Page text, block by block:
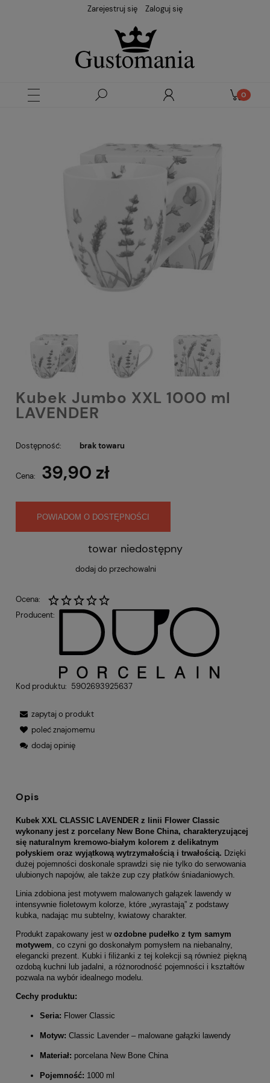
Zarejestruj się Zaloguj się
Kubek Jumbo XXL 1000 ml
LAVENDER
Dostępność: brak towaru
Cena: 39,90 zł
POWIADOM O DOSTĘPNOŚCI
towar niedostępny
dodaj do przechowalni
Ocena:
Producent:
Kod produktu: 5902693925637
zapytaj o produkt
poleć znajomemu
dodaj opinię
Opis
Kubek XXL CLASSIC LAVENDER z linii Flower Classic
wykonany jest z porcelany New Bone China, charakteryzującej
się naturalnym kremowo-białym kolorem z delikatnym
połyskiem oraz wyjątkową wytrzymałością i trwałością. Dzięki
dużej pojemności doskonale sprawdzi się nie tylko do serwowania
ulubionych napojów, ale także zup czy płatków śniadaniowych.
Linia zdobiona jest motywem malowanych gałązek lawendy w
intensywnie fioletowym kolorze, które „wyrastają” z podstawy
kubka, nadając mu subtelny, kwiatowy charakter.
Produkt zapakowany jest w ozdobne pudełko z tym samym
motywem, co czyni go doskonałym pomysłem na niebanalny,
elegancki prezent. Kubki i filiżanki z tej kolekcji są również piękną
ozdobą kuchni lub jadalni, a różnorodność pojemności i kształtów
pozwala na wybór idealnego modelu.
Cechy produktu:
Seria: Flower Classic
Motyw: Classic Lavender – malowane gałązki lawendy
Materiał: porcelana New Bone China
Pojemność: 1000 ml